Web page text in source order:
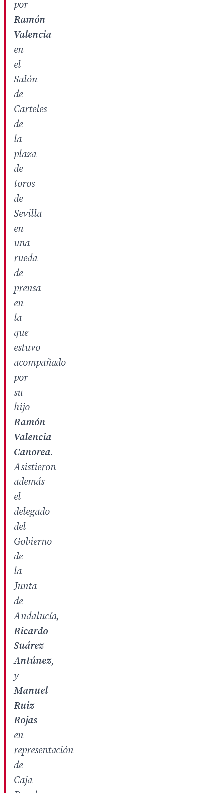
por
Ramón
Valencia
en
el
Salón
de
Carteles
de
la
plaza
de
toros
de
Sevilla
en
una
rueda
de
prensa
en
la
que
estuvo
acompañado
por
su
hijo
Ramón
Valencia
Canorea.
Asistieron
además
el
delegado
del
Gobierno
de
la
Junta
de
Andalucía,
Ricardo
Suárez
Antúnez,
y
Manuel
Ruiz
Rojas
en
representación
de
Caja